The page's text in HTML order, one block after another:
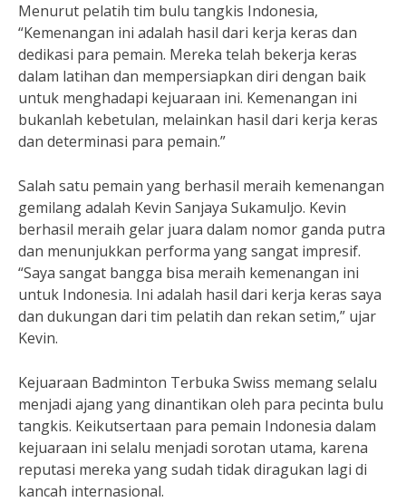
Menurut pelatih tim bulu tangkis Indonesia,
“Kemenangan ini adalah hasil dari kerja keras dan
dedikasi para pemain. Mereka telah bekerja keras
dalam latihan dan mempersiapkan diri dengan baik
untuk menghadapi kejuaraan ini. Kemenangan ini
bukanlah kebetulan, melainkan hasil dari kerja keras
dan determinasi para pemain.”
Salah satu pemain yang berhasil meraih kemenangan
gemilang adalah Kevin Sanjaya Sukamuljo. Kevin
berhasil meraih gelar juara dalam nomor ganda putra
dan menunjukkan performa yang sangat impresif.
“Saya sangat bangga bisa meraih kemenangan ini
untuk Indonesia. Ini adalah hasil dari kerja keras saya
dan dukungan dari tim pelatih dan rekan setim,” ujar
Kevin.
Kejuaraan Badminton Terbuka Swiss memang selalu
menjadi ajang yang dinantikan oleh para pecinta bulu
tangkis. Keikutsertaan para pemain Indonesia dalam
kejuaraan ini selalu menjadi sorotan utama, karena
reputasi mereka yang sudah tidak diragukan lagi di
kancah internasional.